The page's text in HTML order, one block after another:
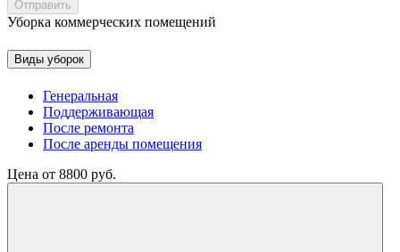
Уборка коммерческих помещений
Виды уборок
Генеральная
Поддерживающая
После ремонта
После аренды помещения
Цена от 8800 руб.